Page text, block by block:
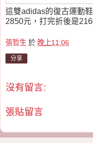
這雙adidas的復古運動
2850元，打完折後是
張哲生 於 晚上11:06
分享
沒有留言:
張貼留言